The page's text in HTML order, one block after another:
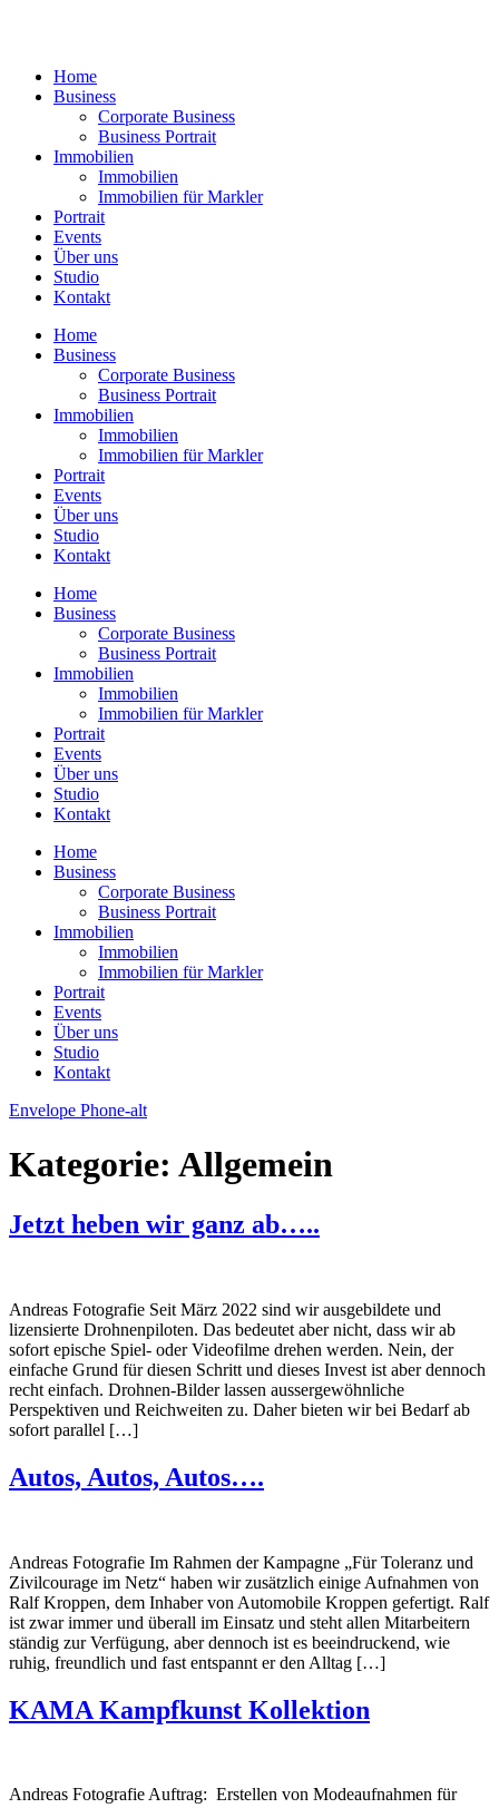
Home
Business
Corporate Business
Business Portrait
Immobilien
Immobilien
Immobilien für Markler
Portrait
Events
Über uns
Studio
Kontakt
Home
Business
Corporate Business
Business Portrait
Immobilien
Immobilien
Immobilien für Markler
Portrait
Events
Über uns
Studio
Kontakt
Home
Business
Corporate Business
Business Portrait
Immobilien
Immobilien
Immobilien für Markler
Portrait
Events
Über uns
Studio
Kontakt
Home
Business
Corporate Business
Business Portrait
Immobilien
Immobilien
Immobilien für Markler
Portrait
Events
Über uns
Studio
Kontakt
Envelope Phone-alt
Kategorie: Allgemein
Jetzt heben wir ganz ab…..
Andreas Fotografie Seit März 2022 sind wir ausgebildete und
lizensierte Drohnenpiloten. Das bedeutet aber nicht, dass wir ab
sofort epische Spiel- oder Videofilme drehen werden. Nein, der
einfache Grund für diesen Schritt und dieses Invest ist aber dennoch
recht einfach. Drohnen-Bilder lassen aussergewöhnliche
Perspektiven und Reichweiten zu. Daher bieten wir bei Bedarf ab
sofort parallel […]
Autos, Autos, Autos….
Andreas Fotografie Im Rahmen der Kampagne „Für Toleranz und
Zivilcourage im Netz“ haben wir zusätzlich einige Aufnahmen von
Ralf Kroppen, dem Inhaber von Automobile Kroppen gefertigt. Ralf
ist zwar immer und überall im Einsatz und steht allen Mitarbeitern
ständig zur Verfügung, aber dennoch ist es beeindruckend, wie
ruhig, freundlich und fast entspannt er den Alltag […]
KAMA Kampfkunst Kollektion
Andreas Fotografie Auftrag: Erstellen von Modeaufnahmen für